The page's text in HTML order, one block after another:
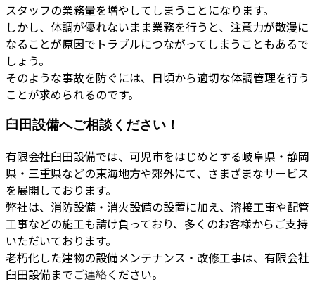
スタッフの業務量を増やしてしまうことになります。
しかし、体調が優れないまま業務を行うと、注意力が散漫に
なることが原因でトラブルにつながってしまうこともあるで
しょう。
そのような事故を防ぐには、日頃から適切な体調管理を行う
ことが求められるのです。
臼田設備へご相談ください！
有限会社臼田設備では、可児市をはじめとする岐阜県・静岡
県・三重県などの東海地方や郊外にて、さまざまなサービス
を展開しております。
弊社は、消防設備・消火設備の設置に加え、溶接工事や配管
工事などの施工も請け負っており、多くのお客様からご支持
いただいております。
老朽化した建物の設備メンテナンス・改修工事は、有限会社
臼田設備までご連絡ください。